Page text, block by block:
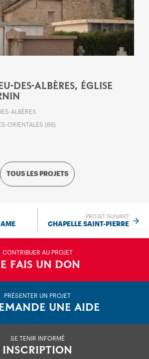
TOUS LES PROJETS
DES-ALBÈRES, ÉGLISE
ALBÈRES
ORIENTALES (66)
PROJET SUIVANT
CHAPELLE SAINT-PIERRE
CONTRIBUER AU PROJET
FAIS UN DON
PRÉSENTER UN PROJET
UNE AIDE
SE TENIR INFORMÉ
INSCRIPTION